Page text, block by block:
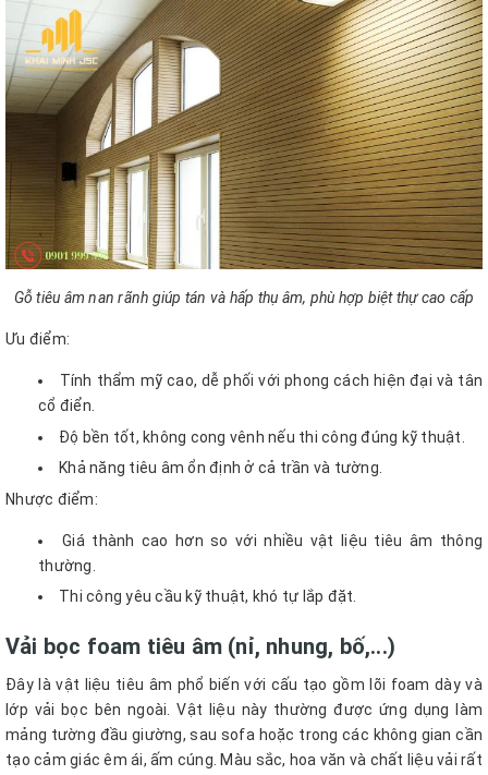
Gỗ tiêu âm nan rãnh giúp tán và hấp thụ âm, phù hợp biệt thự cao cấp
Ưu điểm:
Tính thẩm mỹ cao, dễ phối với phong cách hiện đại và tân
cổ điển.
Độ bền tốt, không cong vênh nếu thi công đúng kỹ thuật.
Khả năng tiêu âm ổn định ở cả trần và tường.
Nhược điểm:
Giá thành cao hơn so với nhiều vật liệu tiêu âm thông
thường.
Thi công yêu cầu kỹ thuật, khó tự lắp đặt.
Vải bọc foam tiêu âm (nỉ, nhung, bố,...)
Đây là vật liệu tiêu âm phổ biến với cấu tạo gồm lõi foam dày và
lớp vải bọc bên ngoài. Vật liệu này thường được ứng dụng làm
mảng tường đầu giường, sau sofa hoặc trong các không gian cần
tạo cảm giác êm ái, ấm cúng. Màu sắc, hoa văn và chất liệu vải rất